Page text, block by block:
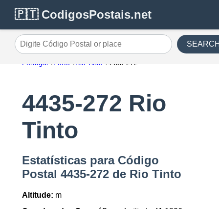
🇵🇹 CodigosPostais.net
Digite Código Postal or place
Portugal Porto Rio Tinto 4435-272
4435-272 Rio
Tinto
Estatísticas para Código
Postal 4435-272 de Rio Tinto
Altitude: m